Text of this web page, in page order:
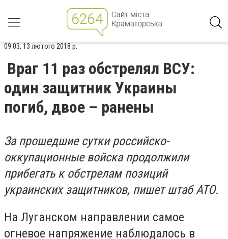
09:03, 13 лютого 2018 р.
Враг 11 раз обстрелял ВСУ:
один защитник Украины
погиб, двое – ранены
За прошедшие сутки российско-
оккупационные войска продолжили
прибегать к обстрелам позиций
украинских защитников, пишет штаб АТО.
На Луганском направлении самое
огневое напряжение наблюдалось в